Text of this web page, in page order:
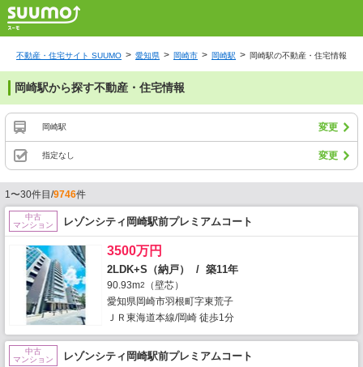
不動産・住宅サイト SUUMO 愛知県 岡崎市 岡崎駅 岡崎駅の不動産・住宅情報
岡崎駅から探す不動産・住宅情報
岡崎駅 変更
指定なし 変更
1〜30件目/9746件
中古
マンション
レゾンシティ岡崎駅前プレミアムコート
3500万円
2LDK+S（納戸） / 築11年
90.93m2
（壁芯）
愛知県岡崎市羽根町字東荒子
ＪＲ東海道本線/岡崎 徒歩1分
中古
マンション
レゾンシティ岡崎駅前プレミアムコート